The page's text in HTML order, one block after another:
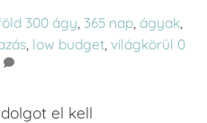
300 ágy, 365 nap, ágyak,
, low budget, világkörül 0
el kell